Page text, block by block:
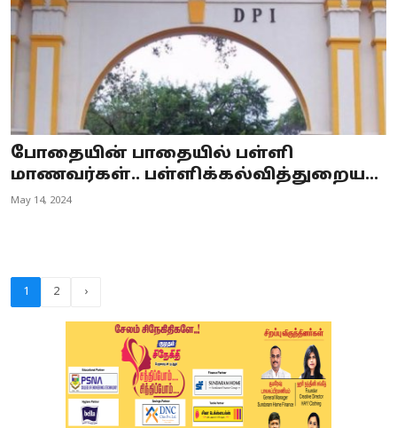
போதையின் பாதையில் பள்ளி
மாணவர்கள்.. பள்ளிக்கல்வித்துறைய...
May 14, 2024
1 2 ›